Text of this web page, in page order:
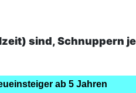
sind, Schnuppern
ab 5 Jahren